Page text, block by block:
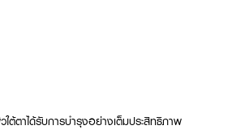
ต้ตาได้รับการบำรุงอย่างเต็มประสิทธิภาพ